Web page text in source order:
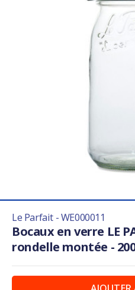
Le Parfait - WE000011
Bocaux en verre LE
rondelle montée -